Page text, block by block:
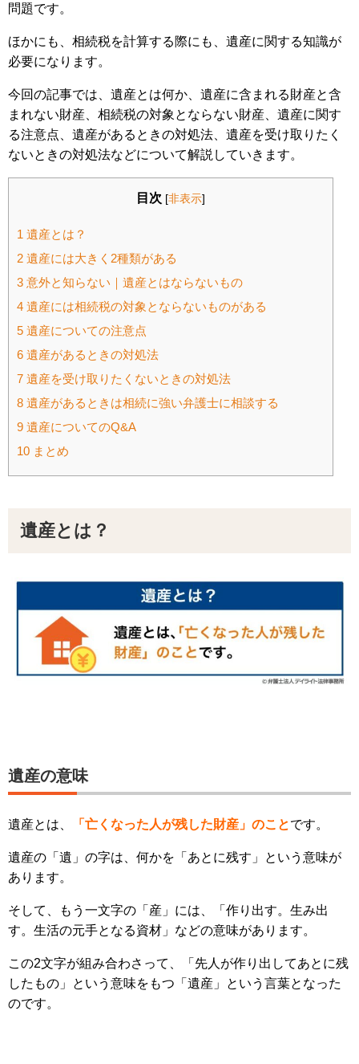
問題です。
ほかにも、相続税を計算する際にも、遺産に関する知識が
必要になります。
今回の記事では、遺産とは何か、遺産に含まれる財産と含
まれない財産、相続税の対象とならない財産、遺産に関す
る注意点、遺産があるときの対処法、遺産を受け取りたく
ないときの対処法などについて解説していきます。
目次 [非表示]
1 遺産とは？
2 遺産には大きく2種類がある
3 意外と知らない｜遺産とはならないもの
4 遺産には相続税の対象とならないものがある
5 遺産についての注意点
6 遺産があるときの対処法
7 遺産を受け取りたくないときの対処法
8 遺産があるときは相続に強い弁護士に相談する
9 遺産についてのQ&A
10 まとめ
遺産とは？
遺産の意味
遺産とは、 「亡くなった人が残した財産」のことです。
遺産の「遺」の字は、何かを「あとに残す」という意味が
あります。
そして、もう一文字の「産」には、「作り出す。生み出
す。生活の元手となる資材」などの意味があります。
この2文字が組み合わさって、「先人が作り出してあとに残
したもの」という意味をもつ「遺産」という言葉となった
のです。